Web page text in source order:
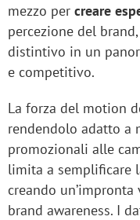
mezzo per creare
percezione del
distintivo in un
e competitivo.
La forza del motion
rendendolo adatto a
promozionali alle
limita a semplificare
creando
brand awareness. I